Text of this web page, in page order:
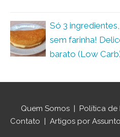
Só 3
sem farinha!
barato (Low
Quem Somos Política de
Contato
Artigos por Assunto